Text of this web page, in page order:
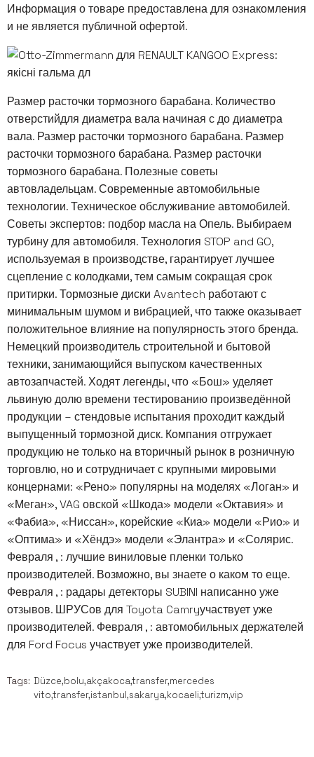
Информация о товаре предоставлена для ознакомления
и не является публичной офертой.
Размер расточки тормозного барабана. Количество
отверстийдля диаметра вала начиная с до диаметра
вала. Размер расточки тормозного барабана. Размер
расточки тормозного барабана. Размер расточки
тормозного барабана. Полезные советы
автовладельцам. Современные автомобильные
технологии. Техническое обслуживание автомобилей.
Советы экспертов: подбор масла на Опель. Выбираем
турбину для автомобиля. Технология STOP and GO,
используемая в производстве, гарантирует лучшее
сцепление с колодками, тем самым сокращая срок
притирки. Тормозные диски Avantech работают с
минимальным шумом и вибрацией, что также оказывает
положительное влияние на популярность этого бренда.
Немецкий производитель строительной и бытовой
техники, занимающийся выпуском качественных
автозапчастей. Ходят легенды, что «Бош» уделяет
львиную долю времени тестированию произведённой
продукции – стендовые испытания проходит каждый
выпущенный тормозной диск. Компания отгружает
продукцию не только на вторичный рынок в розничную
торговлю, но и сотрудничает с крупными мировыми
концернами: «Рено» популярны на моделях «Логан» и
«Меган», VAG овской «Шкода» модели «Октавия» и
«Фабиа», «Ниссан», корейские «Киа» модели «Рио» и
«Оптима» и «Хёндэ» модели «Элантра» и «Солярис.
Февраля , : лучшие виниловые пленки только
производителей. Возможно, вы знаете о каком то еще.
Февраля , : радары детекторы SUBINI написанно уже
отзывов. ШРУСов для Toyota Camryучаствует уже
производителей. Февраля , : автомобильных держателей
для Ford Focus участвует уже производителей.
Tags: Düzce,bolu,akçakoca,transfer,mercedes
vito,transfer,istanbul,sakarya,kocaeli,turizm,vip